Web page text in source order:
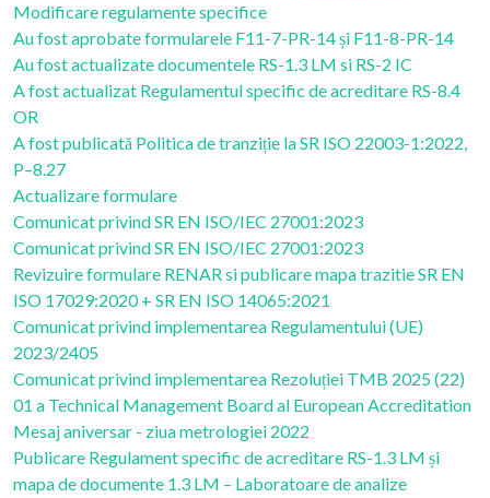
Modificare regulamente specifice
Au fost aprobate formularele F11-7-PR-14 și F11-8-PR-14
Au fost actualizate documentele RS-1.3 LM si RS-2 IC
A fost actualizat Regulamentul specific de acreditare RS-8.4
OR
A fost publicată Politica de tranziție la SR ISO 22003-1:2022,
P–8.27
Actualizare formulare
Comunicat privind SR EN ISO/IEC 27001:2023
Comunicat privind SR EN ISO/IEC 27001:2023
Revizuire formulare RENAR si publicare mapa trazitie SR EN
ISO 17029:2020 + SR EN ISO 14065:2021
Comunicat privind implementarea Regulamentului (UE)
2023/2405
Comunicat privind implementarea Rezoluției TMB 2025 (22)
01 a Technical Management Board al European Accreditation
Mesaj aniversar - ziua metrologiei 2022
Publicare Regulament specific de acreditare RS-1.3 LM și
mapa de documente 1.3 LM – Laboratoare de analize